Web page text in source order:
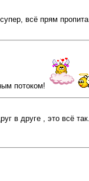
всё прям
потоком!
в друге , это всё